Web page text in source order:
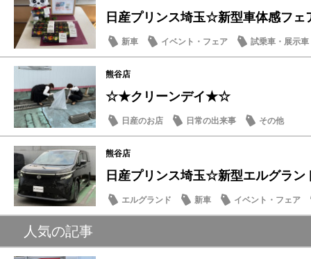
日産プリンス埼玉☆新型車体感フ
新車 イベント・フェア 試乗車・展示車
熊谷店
☆★クリーンデイ★☆
日産のお店 日常の出来事 その他
熊谷店
日産プリンス埼玉☆新型エルグラ
エルグランド 新車 イベント・フェア
人気の記事